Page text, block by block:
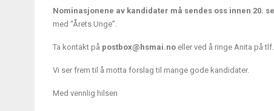
Nominasjonene av kandidater må sendes oss innen 20.
med “Årets Unge”.
Ta kontakt på postbox@hsmai.no eller ved å ringe Anita på tlf.
Vi ser frem til å motta forslag til mange gode kandidater.
Med vennlig hilsen